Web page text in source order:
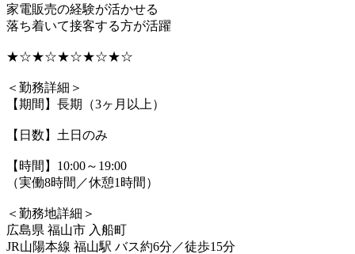
家電販売の経験が活かせる
落ち着いて接客する方が活躍
★☆★☆★☆★☆★☆
＜勤務詳細＞
【期間】長期（3ヶ月以上）
【日数】土日のみ
【時間】10:00～19:00
（実働8時間／休憩1時間）
＜勤務地詳細＞
広島県 福山市 入船町
JR山陽本線 福山駅 バス約6分／徒歩15分